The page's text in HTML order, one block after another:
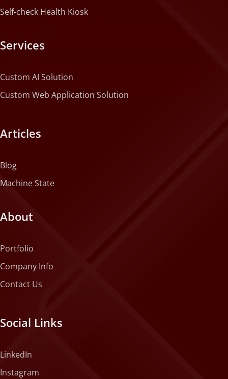
Self-check Health Kiosk
Services
Custom AI Solution
Custom Web Application Solution
Articles
Blog
Machine State
About
Portfolio
Company Info
Contact Us
Social Links
LinkedIn
Instagram